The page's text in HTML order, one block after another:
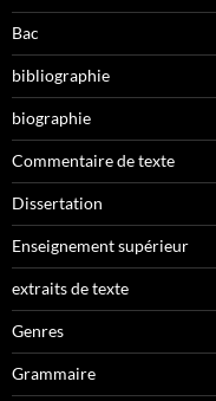
Bac
bibliographie
biographie
Commentaire de texte
Dissertation
Enseignement supérieur
extraits de texte
Genres
Grammaire